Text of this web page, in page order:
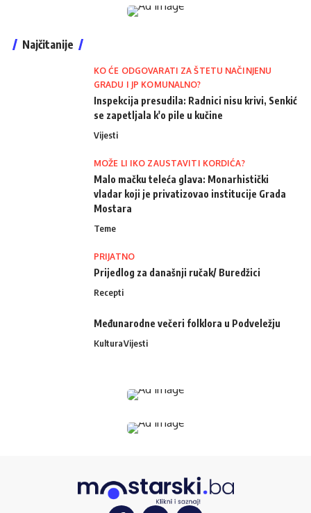
Najčitanije
KO ĆE ODGOVARATI ZA ŠTETU NAČINJENU
GRADU I JP KOMUNALNO?
Inspekcija presudila: Radnici nisu krivi, Senkić
se zapetljala k'o pile u kučine
Vijesti
MOŽE LI IKO ZAUSTAVITI KORDIĆA?
Malo mačku teleća glava: Monarhistički
vladar koji je privatizovao institucije Grada
Mostara
Teme
PRIJATNO
Prijedlog za današnji ručak/ Buredžici
Recepti
Međunarodne večeri folklora u Podveležju
KulturaVijesti